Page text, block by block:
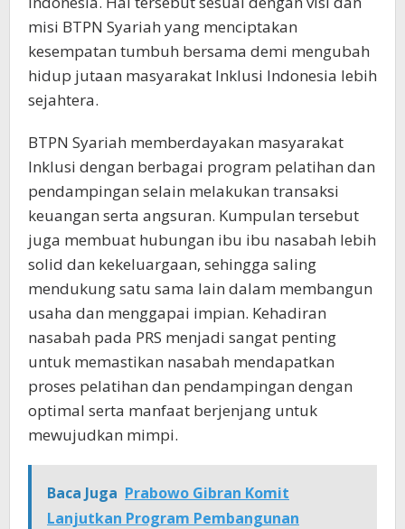
misi BTPN Syariah yang menciptakan
kesempatan tumbuh bersama demi mengubah
hidup jutaan masyarakat Inklusi Indonesia lebih
sejahtera.
BTPN Syariah memberdayakan masyarakat
Inklusi dengan berbagai program pelatihan dan
pendampingan selain melakukan transaksi
keuangan serta angsuran. Kumpulan tersebut
juga membuat hubungan ibu ibu nasabah lebih
solid dan kekeluargaan, sehingga saling
mendukung satu sama lain dalam membangun
usaha dan menggapai impian. Kehadiran
nasabah pada PRS menjadi sangat penting
untuk memastikan nasabah mendapatkan
proses pelatihan dan pendampingan dengan
optimal serta manfaat berjenjang untuk
mewujudkan mimpi.
Baca Juga Prabowo Gibran Komit
Lanjutkan Program Pembangunan